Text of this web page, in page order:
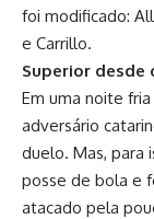
foi modificado:
e Carrillo.
Superior desde
Em uma noite
adversário
duelo. Mas, para
posse de bola e
atacado pela